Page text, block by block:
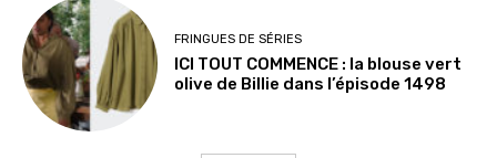
FRINGUES DE SÉRIES
ICI TOUT COMMENCE : la blouse vert
olive de Billie dans l’épisode 1498